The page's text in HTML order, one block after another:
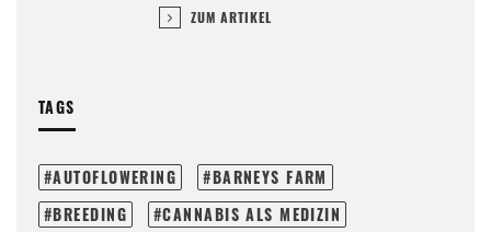
ZUM ARTIKEL
TAGS
AUTOFLOWERING
BARNEYS FARM
BREEDING
CANNABIS ALS MEDIZIN